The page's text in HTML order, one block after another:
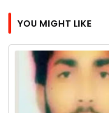
YOU MIGHT LIKE